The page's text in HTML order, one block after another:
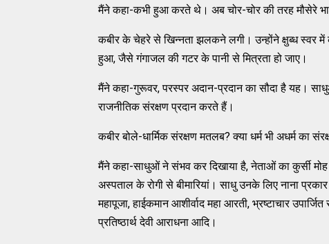
मैंने कहा-कभी हुआ करते थे। अब चोर-चोर की तरह मौसेरे
कबीर के चेहरे से खिन्नता झलकने लगी। उन्होंने क्षुब्ध स्वर
हुआ, जैसे गंगाजल की गटर के पानी से मित्रता हो जाए।
मैंने कहा-गुरूवर, परस्पर अदान-प्रदान का सौदा है यह।
राजनीतिक संरक्षण प्रदान करते हैं।
कबीर बोले-धार्मिक संरक्षण मतलब? क्या धर्म भी अधर्म का
मैंने कहा-साधुओं ने संभव कर दिखाया है, नेताओं का कुर्सी
अस्पताल के रोगी से बीमारियां। साधु उनके लिए नाना
महापूजा, हाईकमान आशीर्वाद महा आरती, भ्रष्टाचार
प्रतिष्ठार्थ देवी आराधना आदि।